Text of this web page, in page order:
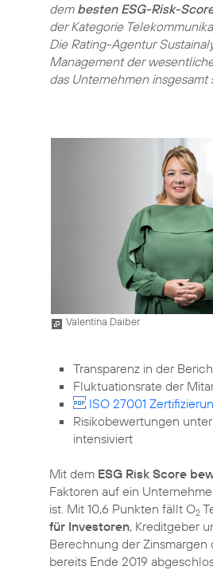
dem besten ESG-Risk-
der Kategorie
Die Rating-Agentur
Management der
das Unternehmen insgesamt
Valentina Daiber
Transparenz in der
Fluktuationsrate der
ISO 27001
Risikobewertungen
intensiviert
Mit dem ESG Risk Score
Faktoren auf ein
ist. Mit 10,6 Punkten fällt O2
für Investoren, Kreditgeber
Berechnung der Zinsmargen
bereits Ende 2019